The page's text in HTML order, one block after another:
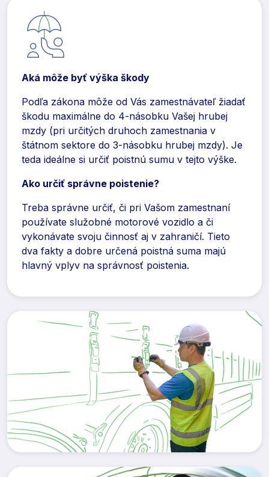
Aká môže byť výška škody
Podľa zákona môže od Vás zamestnávateľ žiadať
škodu maximálne do 4-násobku Vašej hrubej
mzdy (pri určitých druhoch zamestnania v
štátnom sektore do 3-násobku hrubej mzdy). Je
teda ideálne si určiť poistnú sumu v tejto výške.
Ako určiť správne poistenie?
Treba správne určiť, či pri Vašom zamestnaní
používate služobné motorové vozidlo a či
vykonávate svoju činnosť aj v zahraničí. Tieto
dva fakty a dobre určená poistná suma majú
hlavný vplyv na správnosť poistenia.